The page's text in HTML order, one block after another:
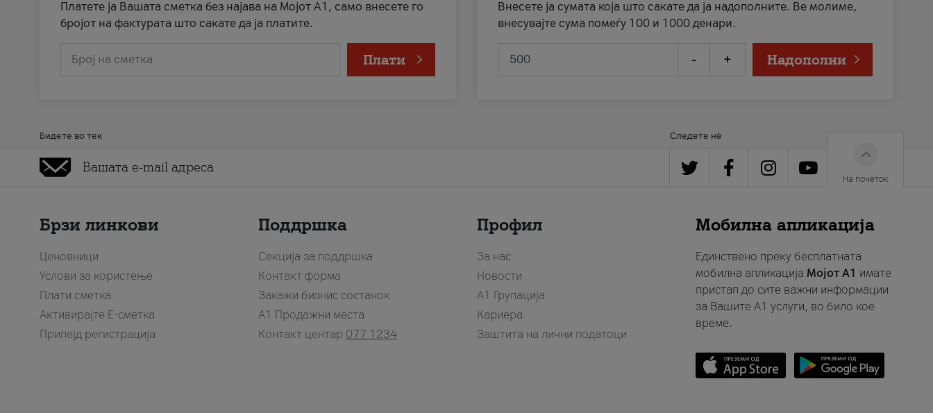
Платете ја Вашата сметка без најава на Мојот А1, само внесете го
бројот на фактурата што сакате да ја платите.
Број на сметка Плати
Внесете ја сумата која што сакате да ја надополните. Ве молиме,
внесувајте сума помеѓу 100 и 1000 денари.
- + Надополни
Бидете во тек Следете нè
На почеток
Брзи линкови
Ценовници
Услови за користење
Плати сметка
Активирајте Е-сметка
Припејд регистрација
Поддршка
Секција за поддршка
Контакт форма
Закажи бизнис состанок
A1 Продажни места
Контакт центар 077 1234
Профил
За нас
Новости
А1 Групација
Кариера
Заштита на лични податоци
Мобилна апликација
Единствено преку бесплатната
мобилна апликација Мојот A1 имате
пристап до сите важни информации
за Вашите A1 услуги, во било кое
време.